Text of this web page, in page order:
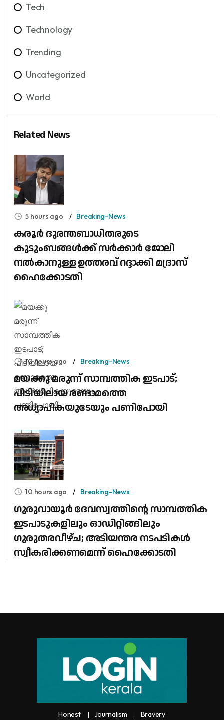
Tech
Technology
Trending
Uncategorized
World
Related News
5 hours ago Breaking-News
കരൂർ ദുരന്തബാധിതരുടെ
കുടുംബങ്ങൾക്ക് സർക്കാർ ജോലി
നൽകാനുള്ള ഉത്തരവ് റദ്ദാക്കി മദ്രാസ്
ഹൈക്കോടതി
10 hours ago Breaking-News
മയക്കു മരുന്ന് സാമ്പത്തിക ഇടപാട്;
പിടിയിലായ രണ്ടാമത്തെ
അധ്യാപികയുടേയും പണിപോയി
10 hours ago Breaking-News
ഗുരുവായൂർ ദേവസ്വത്തിന്റെ സാമ്പത്തിക
ഇടപാടുകളിലും ഓഡിറ്റിങ്ങിലും ​
ഗുരുതരവീഴ്ച; അടിയന്തര നടപടികൾ
സ്വീകരിക്കണമെന്ന് ഹൈക്കോടതി
Honest Journalism Bravery